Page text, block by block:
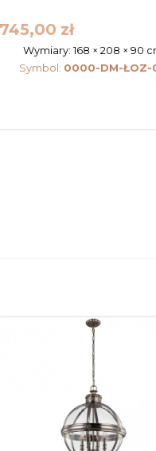
zł
Wymiary:168 × 208 × 90
Symbol: 0000-DM-ŁOZ-